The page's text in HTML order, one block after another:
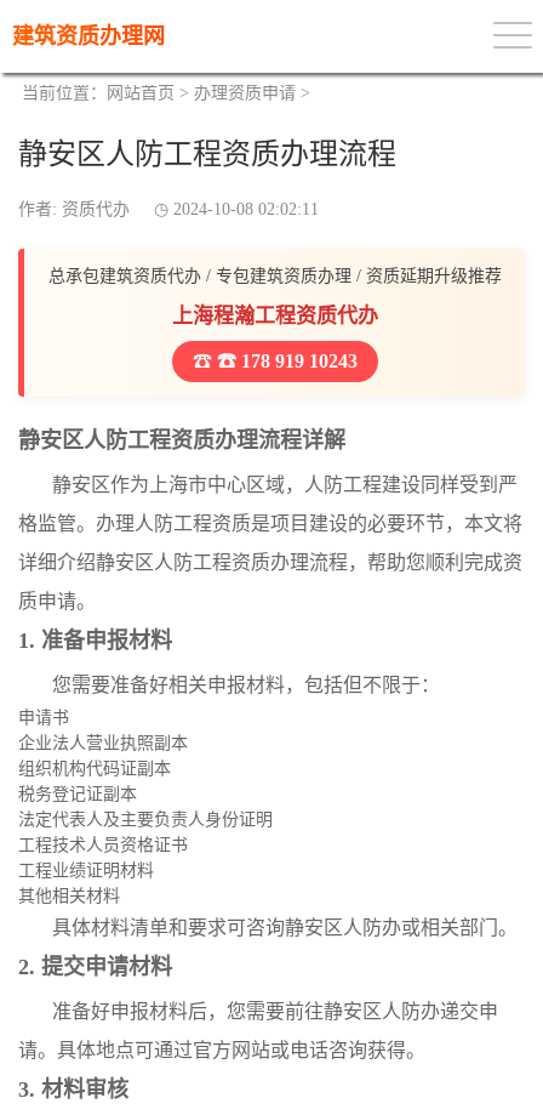
建筑资质办理网
当前位置： 网站首页 > 办理资质申请 >
静安区人防工程资质办理流程
作者: 资质代办 2024-10-08 02:02:11
总承包建筑资质代办 / 专包建筑资质办理 / 资质延期升级推荐
上海程瀚工程资质代办
☎ 178 919 10243
静安区人防工程资质办理流程详解
静安区作为上海市中心区域，人防工程建设同样受到严
格监管。办理人防工程资质是项目建设的必要环节，本文将
详细介绍静安区人防工程资质办理流程，帮助您顺利完成资
质申请。
1. 准备申报材料
您需要准备好相关申报材料，包括但不限于：
申请书
企业法人营业执照副本
组织机构代码证副本
税务登记证副本
法定代表人及主要负责人身份证明
工程技术人员资格证书
工程业绩证明材料
其他相关材料
具体材料清单和要求可咨询静安区人防办或相关部门。
2. 提交申请材料
准备好申报材料后，您需要前往静安区人防办递交申
请。具体地点可通过官方网站或电话咨询获得。
3. 材料审核